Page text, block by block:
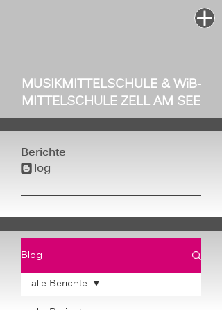
MUSIKMITTELSCHULE & WiB-
MITTELSCHULE ZELL AM SEE
Berichte
b log
Blog
alle Berichte